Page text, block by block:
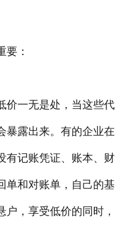
要：
价一无是处，当这些代
暴露出来。有的企业在
有记账凭证、账本、财
单和对账单，自己的基
，享受低价的同时，